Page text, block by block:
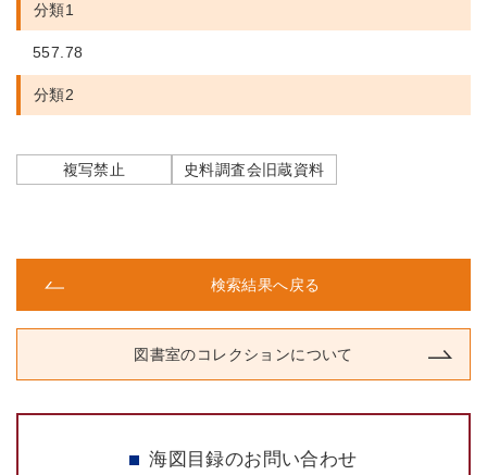
分類1
557.78
分類2
複写禁止 史料調査会旧蔵資料
検索結果へ戻る
図書室のコレクションについて
海図目録のお問い合わせ